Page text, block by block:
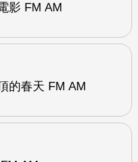
影 FM AM
的春天 FM AM